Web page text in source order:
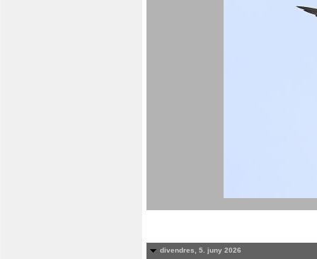
divendres, 5. juny 2026